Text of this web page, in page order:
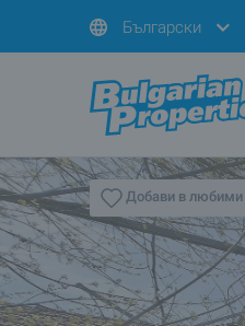
Български
Добави в любими